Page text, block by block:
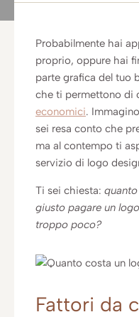
Probabilmente hai
proprio, oppure hai
parte grafica del tuo
che ti permettono di
economici.
sei resa conto che
ma al contempo ti
servizio di logo
Ti sei chiesta:
giusto pagare un
troppo poco?
Fattori da